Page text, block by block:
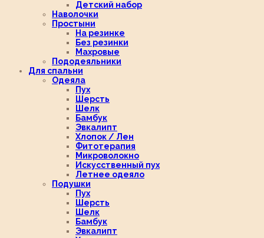
Детский набор
Наволочки
Простыни
На резинке
Без резинки
Махровые
Пододеяльники
Для спальни
Одеяла
Пух
Шерсть
Шелк
Бамбук
Эвкалипт
Хлопок / Лен
Фитотерапия
Микроволокно
Искусственный пух
Летнее одеяло
Подушки
Пух
Шерсть
Шелк
Бамбук
Эвкалипт